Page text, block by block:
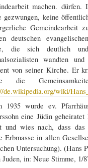
machen.
gezwungen, keine
Gemeindearbeit
deutschen
die sich deutlich
wandten
von seiner Kirche. Er
die
de.wikipedia.org/wiki/
1935 wurde ev.
eine Jüdin
und wies nach, dass
Erbmasse in allen
Untersuchung). (Hans
Juden, in: Neue Stimme, 1/